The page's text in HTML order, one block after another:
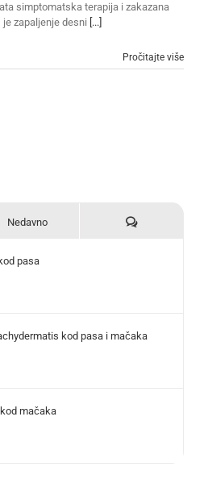
simptomatska terapija i zakazana
je zapaljenje desni [...]
Pročitajte više
Nedavno Komentari
pasa
kod pasa i mačaka
mačaka